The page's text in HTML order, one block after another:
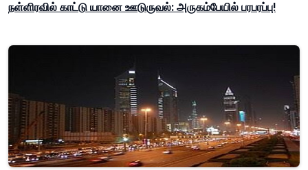
நள்ளிரவில் காட்டு யானை ஊடுருவல்: அருகம்பேயில் பரபரப்பு!